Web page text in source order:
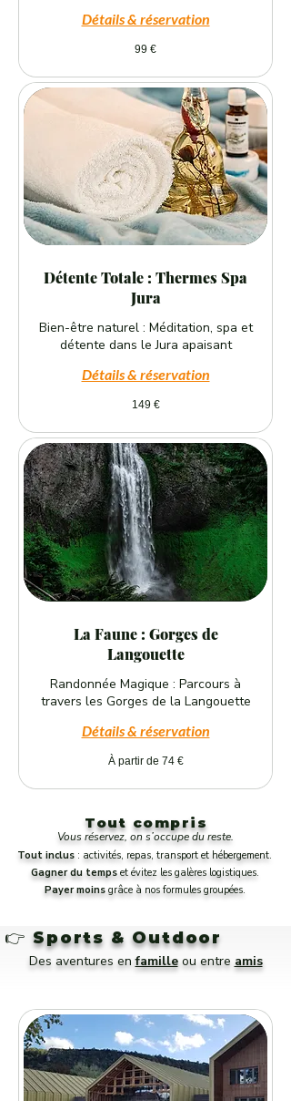
Détails & réservation
99 €
Détente Totale : Thermes Spa
Jura
Bien-être naturel : Méditation, spa et
détente dans le Jura apaisant
Détails & réservation
149 €
La Faune : Gorges de
Langouette
Randonnée Magique : Parcours à
travers les Gorges de la Langouette
Détails & réservation
74
À partir de 74 €
Tout compris
Vous réservez, on s’occupe du reste.
Tout inclus : activités, repas, transport et hébergement.
Gagner du tempset évitez les galères logistiques.
Payer moins grâce à nos formules groupées.
👉 Sports & Outdoor
Des aventures enfamille ou entre amis